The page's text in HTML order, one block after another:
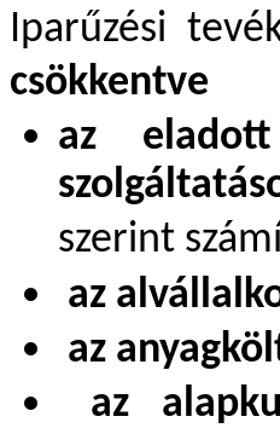
Iparűzési
csökkentve
az
szerint
az
az
az